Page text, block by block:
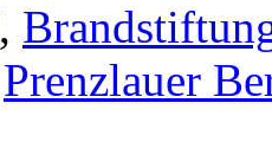
,
Prenzlauer